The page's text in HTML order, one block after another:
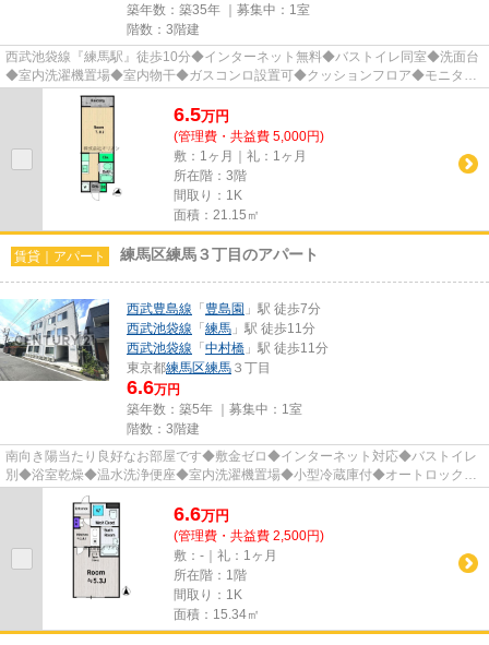
築年数：築35年 ｜募集中： 1室
階数：3階建
西武池袋線『練馬駅』徒歩10分◆インターネット無料◆バストイレ同室◆洗面台
◆室内洗濯機置場◆室内物干◆ガスコンロ設置可◆クッションフロア◆モニタ付
インタホン◆宅配BOX◆最上階◆CATV／BS...
6.5万円
(管理費・共益費 5,000円)
敷：1ヶ月｜礼：1ヶ月
所在階：3階
間取り：1K
面積：21.15㎡
賃貸｜アパート 練馬区練馬３丁目のアパート
西武豊島線 「 豊島園 」駅 徒歩7分
西武池袋線 「 練馬 」駅 徒歩11分
西武池袋線 「 中村橋 」駅 徒歩11分
東京都練馬区練馬 ３丁目
6.6万円
築年数：築5年 ｜募集中： 1室
階数：3階建
南向き陽当たり良好なお部屋です◆敷金ゼロ◆インターネット対応◆バストイレ
別◆浴室乾燥◆温水洗浄便座◆室内洗濯機置場◆小型冷蔵庫付◆オートロック◆
モニタ付インタホン◆防犯カメラ◆宅配BO...
6.6万円
(管理費・共益費 2,500円)
敷：-｜礼：1ヶ月
所在階：1階
間取り：1K
面積：15.34㎡